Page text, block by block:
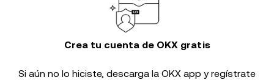
Crea tu cuenta de OKX gratis
Si aún no lo hiciste, descarga la OKX app y regístrate